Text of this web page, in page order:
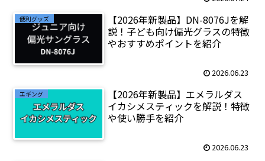
便利グッズ
【2026年新製品】DN-8076Jを解
説！子ども向け偏光グラスの特徴
やおすすめポイントを紹介
2026.06.23
エギング
【2026年新製品】エメラルダス
イカシメスティックを解説！特徴
や使い勝手を紹介
2026.06.23